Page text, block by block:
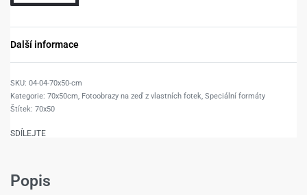
Další informace
04-04-70x50-cm
Kategorie: 70x50cm, Fotoobrazy na zeď z vlastních fotek, Speciální formáty
Štítek: 70x50
SDÍLEJTE
Popis